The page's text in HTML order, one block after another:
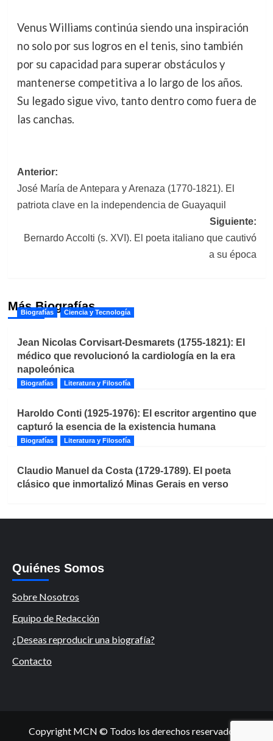
Venus Williams continúa siendo una inspiración
no solo por sus logros en el tenis, sino también
por su capacidad para superar obstáculos y
mantenerse competitiva a lo largo de los años.
Su legado sigue vivo, tanto dentro como fuera de
las canchas.
Navegación
de
entradas
Anterior:
José María de Antepara y Arenaza (1770-1821). El
patriota clave en la independencia de Guayaquil
Siguiente:
Bernardo Accolti (s. XVI). El poeta italiano que cautivó
a su época
Más Biografías
Biografías Ciencia y Tecnología
Jean Nicolas Corvisart-Desmarets (1755-1821): El
médico que revolucionó la cardiología en la era
napoleónica
Biografías Literatura y Filosofía
Haroldo Conti (1925-1976): El escritor argentino que
capturó la esencia de la existencia humana
Biografías Literatura y Filosofía
Claudio Manuel da Costa (1729-1789). El poeta
clásico que inmortalizó Minas Gerais en verso
Quiénes Somos
Sobre Nosotros
Equipo de Redacción
¿Deseas reproducir una biografía?
Contacto
Copyright MCN © Todos los derechos reservados.